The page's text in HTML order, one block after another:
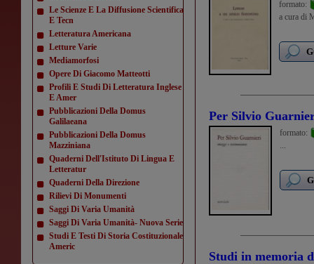
Le Scienze E La Diffusione Scientifica
E Tecn
Letteratura Americana
Letture Varie
Mediamorfosi
Opere Di Giacomo Matteotti
Profili E Studi Di Letteratura Inglese
E Amer
Pubblicazioni Della Domus
Galilaeana
Pubblicazioni Della Domus
Mazziniana
Quaderni Dell'Istituto Di Lingua E
Letteratur
Quaderni Della Direzione
Rilievi Di Monumenti
Saggi Di Varia Umanità
Saggi Di Varia Umanità- Nuova Serie
Studi E Testi Di Storia Costituzionale
Americ
formato:
a cura di
Per Silvio
formato:
...
Studi in memoria